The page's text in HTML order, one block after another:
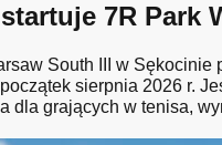
7R Park
South III w Sękocinie
sierpnia 2026 r.
grających w tenisa,